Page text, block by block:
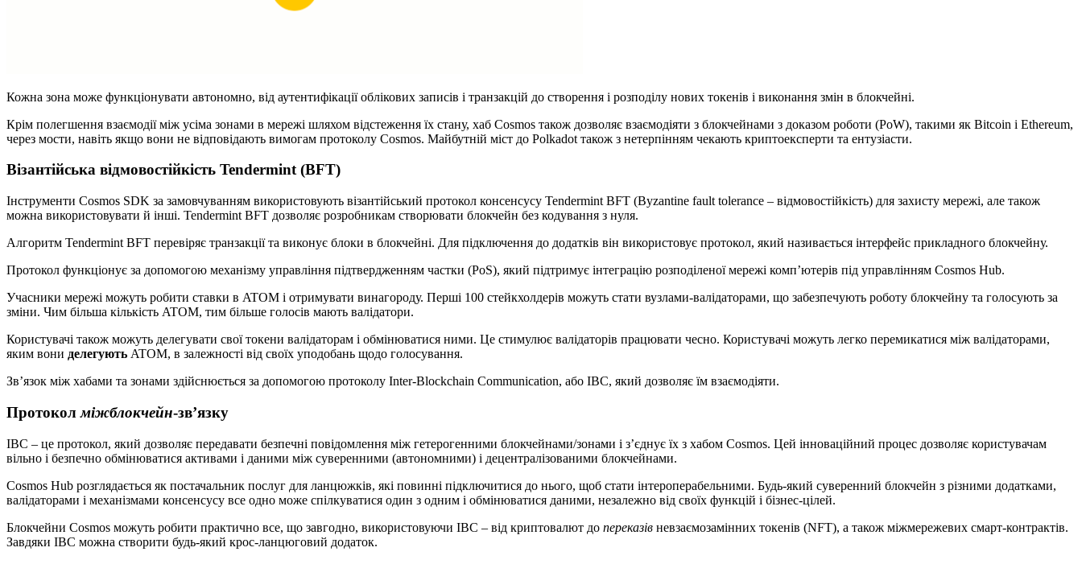
Кожна зона може функціонувати автономно, від аутентифікації облікових записів і транзакцій до створення і розподілу нових токенів і виконання змін в блокчейні.
Крім полегшення взаємодії між усіма зонами в мережі шляхом відстеження їх стану, хаб Cosmos також дозволяє взаємодіяти з блокчейнами з доказом роботи (PoW), такими як Bitcoin і Ethereum,
через мости, навіть якщо вони не відповідають вимогам протоколу Cosmos. Майбутній міст до Polkadot також з нетерпінням чекають криптоексперти та ентузіасти.
Візантійська відмовостійкість Tendermint (BFT)
Інструменти Cosmos SDK за замовчуванням використовують візантійський протокол консенсусу Tendermint BFT (Byzantine fault tolerance – відмовостійкість) для захисту мережі, але також
можна використовувати й інші. Tendermint BFT дозволяє розробникам створювати блокчейн без кодування з нуля.
Алгоритм Tendermint BFT перевіряє транзакції та виконує блоки в блокчейні. Для підключення до додатків він використовує протокол, який називається інтерфейс прикладного блокчейну.
Протокол функціонує за допомогою механізму управління підтвердженням частки (PoS), який підтримує інтеграцію розподіленої мережі комп’ютерів під управлінням Cosmos Hub.
Учасники мережі можуть робити ставки в ATOM і отримувати винагороду. Перші 100 стейкхолдерів можуть стати вузлами-валідаторами, що забезпечують роботу блокчейну та голосують за
зміни. Чим більша кількість ATOM, тим більше голосів мають валідатори.
Користувачі також можуть делегувати свої токени валідаторам і обмінюватися ними. Це стимулює валідаторів працювати чесно. Користувачі можуть легко перемикатися між валідаторами,
яким вони делегують ATOM, в залежності від своїх уподобань щодо голосування.
Зв’язок між хабами та зонами здійснюється за допомогою протоколу Inter-Blockchain Communication, або IBC, який дозволяє їм взаємодіяти.
Протоколміжблокчейн-зв’язку
IBC – це протокол, який дозволяє передавати безпечні повідомлення між гетерогенними блокчейнами/зонами і з’єднує їх з хабом Cosmos. Цей інноваційний процес дозволяє користувачам
вільно і безпечно обмінюватися активами і даними між суверенними (автономними) і децентралізованими блокчейнами.
Cosmos Hub розглядається як постачальник послуг для ланцюжків, які повинні підключитися до нього, щоб стати інтероперабельними. Будь-який суверенний блокчейн з різними додатками,
валідаторами і механізмами консенсусу все одно може спілкуватися один з одним і обмінюватися даними, незалежно від своїх функцій і бізнес-цілей.
Блокчейни Cosmos можуть робити практично все, що завгодно, використовуючи IBC – від криптовалют до переказів невзаємозамінних токенів (NFT), а також міжмережевих смарт-контрактів.
Завдяки IBC можна створити будь-який крос-ланцюговий додаток.